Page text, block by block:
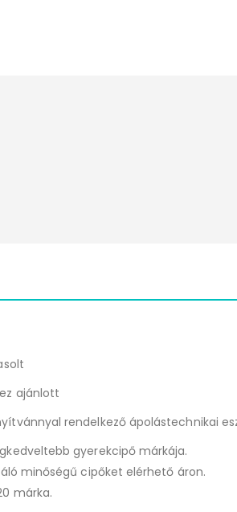
ajánlott
rendelkező ápolástechnikai
gyerekcipő márkája.
minőségű cipőket elérhető áron.
márka.